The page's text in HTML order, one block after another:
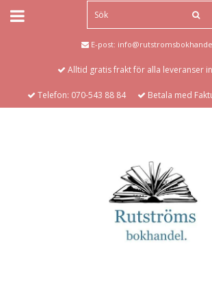
E-post:
Alltid gratis frakt för alla leveranser
Telefon: 070-543 88 84 Betala med